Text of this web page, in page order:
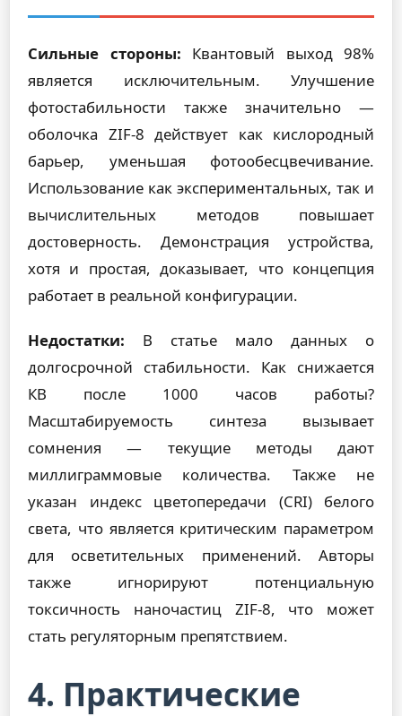
Сильные стороны: Квантовый выход 98%
является исключительным. Улучшение
фотостабильности также значительно —
оболочка ZIF-8 действует как кислородный
барьер, уменьшая фотообесцвечивание.
Использование как экспериментальных, так и
вычислительных методов повышает
достоверность. Демонстрация устройства,
хотя и простая, доказывает, что концепция
работает в реальной конфигурации.
Недостатки: В статье мало данных о
долгосрочной стабильности. Как снижается
КВ после 1000 часов работы?
Масштабируемость синтеза вызывает
сомнения — текущие методы дают
миллиграммовые количества. Также не
указан индекс цветопередачи (CRI) белого
света, что является критическим параметром
для осветительных применений. Авторы
также игнорируют потенциальную
токсичность наночастиц ZIF-8, что может
стать регуляторным препятствием.
4. Практические